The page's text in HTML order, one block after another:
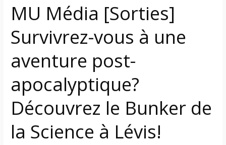
MU Média [Sorties]
Survivrez-vous à une
aventure post-
apocalyptique?
Découvrez le Bunker de
la Science à Lévis!
Bunker
de
la
à